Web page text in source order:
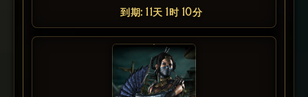
到期: 11天 1时 10分